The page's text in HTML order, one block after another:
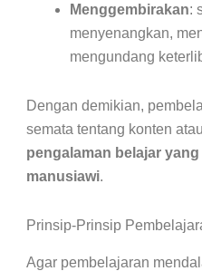
Menggembirakan:
menyenangkan,
mengundang
Dengan demikian,
semata tentang konten
pengalaman belajar
manusiawi.
Prinsip-Prinsip
Agar pembelajaran